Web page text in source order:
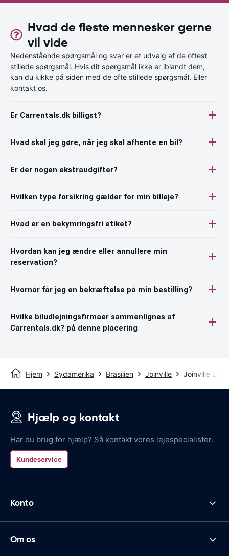
Hvad de fleste mennesker gerne
vil vide
Nedenstående spørgsmål og svar er et udvalg af de oftest
stillede spørgsmål. Hvis dit spørgsmål ikke er iblandt dem,
kan du kikke på siden med de ofte stillede spørgsmål. Eller
kontakt os.
Er Carrentals.dk billigst?
Hvad skal jeg gøre, når jeg skal afhente en bil?
Er der nogen ekstraudgifter?
Hvilken type forsikring gælder for min billeje?
Hvad er en bekymringsfri etiket?
Hvordan kan jeg ændre eller annullere min
reservation?
Hvornår får jeg en bekræftelse på min bestilling?
Hvilke biludlejningsfirmaer sammenlignes af
Carrentals.dk? på denne placering
Hjem Sydamerika Brasilien Joinville Joinville
Hjælp og kontakt
Har du brug for hjælp? Så kontakt vores lejespecialister.
Kundeservice
Konto
Om os